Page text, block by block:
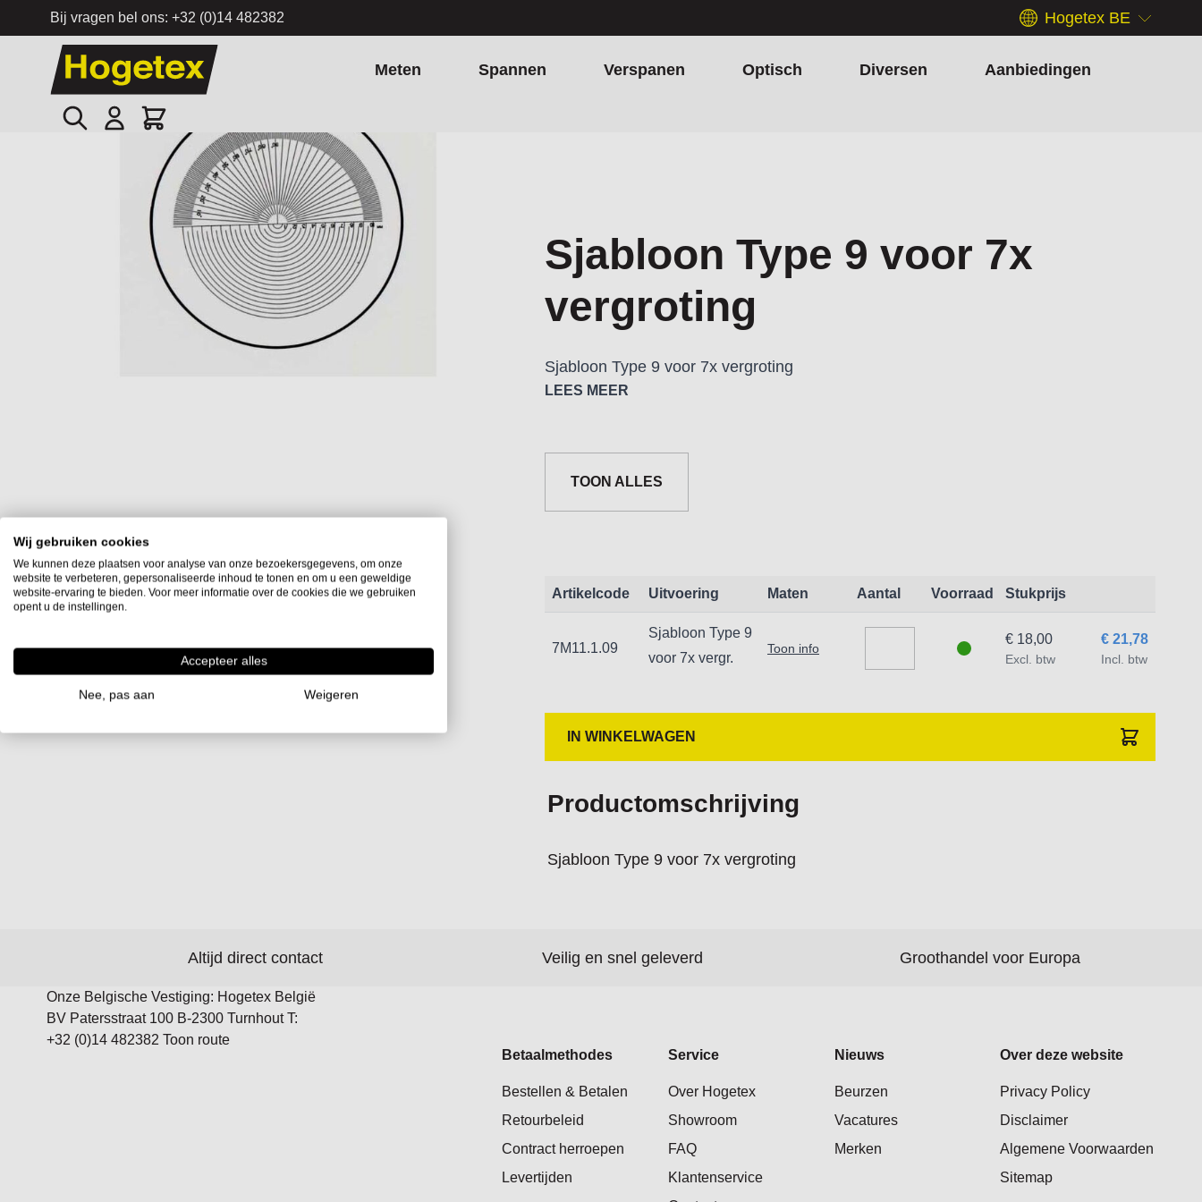
Bij vragen bel ons: +32 (0)14 482382 Hogetex BE
Ga naar de inhoud
Meten Spannen Verspanen Optisch Diversen Aanbiedingen
Zoek Cart
Sjabloon Type 9 voor 7x vergroting
Sjabloon Type 9 voor 7x
vergroting
Sjabloon Type 9 voor 7x vergroting
LEES MEER
TOON ALLES
Artikelcode Uitvoering Maten Aantal Voorraad Stukprijs
7M11.1.09
Sjabloon Type 9
voor 7x vergr.
Toon info
€ 21,78
Incl. btw
€ 18,00
Excl. btw
IN WINKELWAGEN
Productomschrijving
Sjabloon Type 9 voor 7x vergroting
Altijd direct contact Veilig en snel geleverd Groothandel voor Europa
Onze Belgische Vestiging: Hogetex België
BV Patersstraat 100 B-2300 Turnhout T:
+32 (0)14 482382 Toon route
Betaalmethodes
Bestellen & Betalen
Retourbeleid
Contract herroepen
Levertijden
Service
Over Hogetex
Showroom
FAQ
Klantenservice
Nieuws
Beurzen
Vacatures
Merken
Over deze website
Privacy Policy
Disclaimer
Algemene Voorwaarden
Sitemap
Wij gebruiken cookies
We kunnen deze plaatsen voor analyse van onze bezoekersgegevens, om onze
website te verbeteren, gepersonaliseerde inhoud te tonen en om u een geweldige
website-ervaring te bieden. Voor meer informatie over de cookies die we gebruiken
opent u de instellingen.
Accepteer alles
Nee, pas aan Weigeren